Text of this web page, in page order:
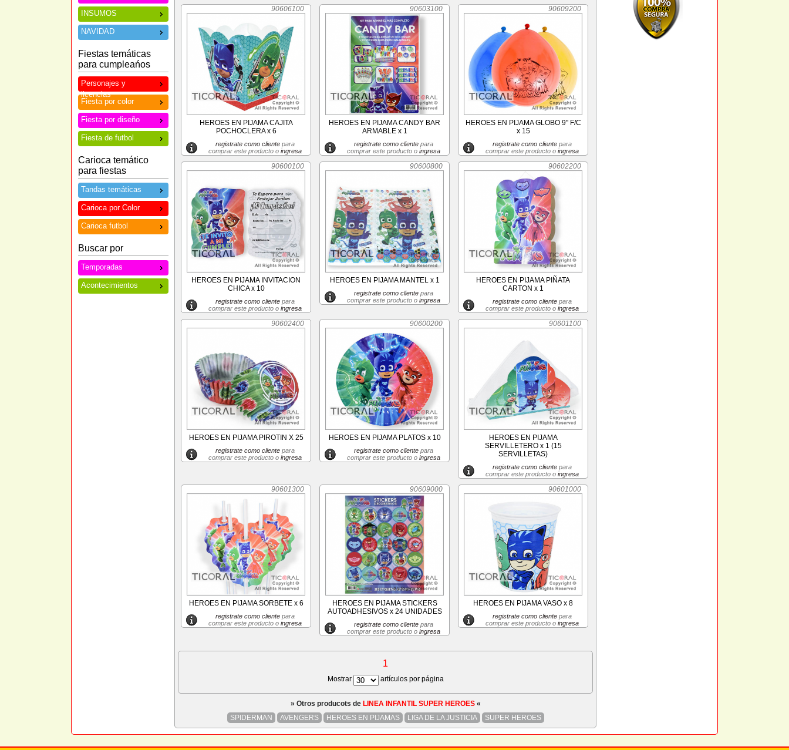
INSUMOS
NAVIDAD
Fiestas temáticas
para cumpleańos
Personajes y
licencias
Fiesta por color
Fiesta por diseño
Fiesta de futbol
Carioca temático
para fiestas
Tandas temáticas
Carioca por Color
Carioca futbol
Buscar por
Temporadas
Acontecimientos
90606100
HEROES EN PIJAMA CAJITA
POCHOCLERA x 6
registrate como clientepara
comprar este producto o ingresa
90603100
HEROES EN PIJAMA CANDY BAR
ARMABLE x 1
registrate como clientepara
comprar este producto o ingresa
90609200
HEROES EN PIJAMA GLOBO 9" F/C
x 15
registrate como clientepara
comprar este producto o ingresa
90600100
HEROES EN PIJAMA INVITACION
CHICA x 10
registrate como clientepara
comprar este producto o ingresa
90600800
HEROES EN PIJAMA MANTEL x 1
registrate como clientepara
comprar este producto o ingresa
90602200
HEROES EN PIJAMA PIÑATA
CARTON x 1
registrate como clientepara
comprar este producto o ingresa
90602400
HEROES EN PIJAMA PIROTIN X 25
registrate como clientepara
comprar este producto o ingresa
90600200
HEROES EN PIJAMA PLATOS x 10
registrate como clientepara
comprar este producto o ingresa
90601100
HEROES EN PIJAMA
SERVILLETERO x 1 (15
SERVILLETAS)
registrate como clientepara
comprar este producto o ingresa
90601300
HEROES EN PIJAMA SORBETE x 6
registrate como clientepara
comprar este producto o ingresa
90609000
HEROES EN PIJAMA STICKERS
AUTOADHESIVOS x 24 UNIDADES
registrate como clientepara
comprar este producto o ingresa
90601000
HEROES EN PIJAMA VASO x 8
registrate como clientepara
comprar este producto o ingresa
1
Mostrar artículos por página
» Otros producots de LINEA INFANTIL SUPER HEROES«
SPIDERMAN
AVENGERS HEROES EN PIJAMAS LIGA DE LA JUSTICIA SUPER HEROES